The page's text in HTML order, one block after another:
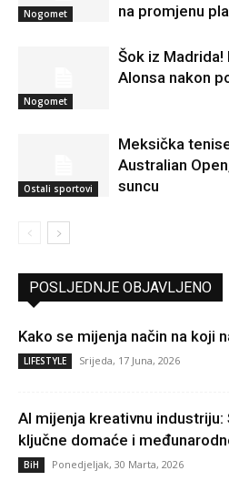
Nogomet
na promjenu
Nogomet
Šok iz
Alonsa nakon
Ostali sportovi
Meksička
Australian
suncu
POSLJEDNJE OBJAVLJENO
Kako se mijenja način na koji
LIFESTYLE Srijeda, 17 Juna, 2026
AI mijenja kreativnu industriju:
ključne domaće i
BiH Ponedjeljak, 30 Marta, 2026